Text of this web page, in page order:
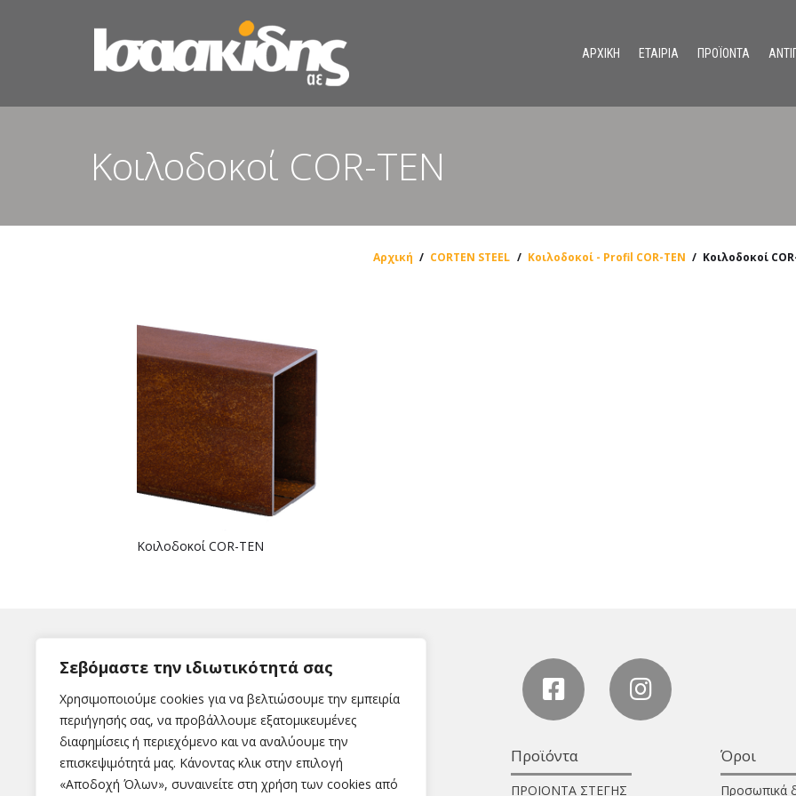
Σεβόμαστε την ιδιωτικότητά σας
Χρησιμοποιούμε cookies για να βελτιώσουμε την εμπειρία
περιήγησής σας, να προβάλλουμε εξατομικευμένες
διαφημίσεις ή περιεχόμενο και να αναλύουμε την
επισκεψιμότητά μας. Κάνοντας κλικ στην επιλογή
«Αποδοχή Όλων», συναινείτε στη χρήση των cookies από
ΑΡΧΙΚΗ ΕΤΑΙΡΙΑ ΠΡΟΪΟΝΤΑ
Κοιλοδοκοί COR-TEN
Αρχική / CORTEN STEEL / Κοιλοδοκοί - Profil COR-TEN / Κοιλοδοκοί
Κοιλοδοκοί COR-TEN
Η εταιρεία
Εταιρεία
Προϊόντα
ΠΡΟΙΟΝΤΑ ΣΤΕΓΗΣ
Όροι
Προσωπικά